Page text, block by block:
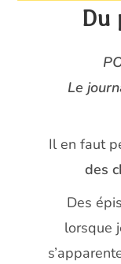
Du
Le
Il en faut
des
Des
lorsque